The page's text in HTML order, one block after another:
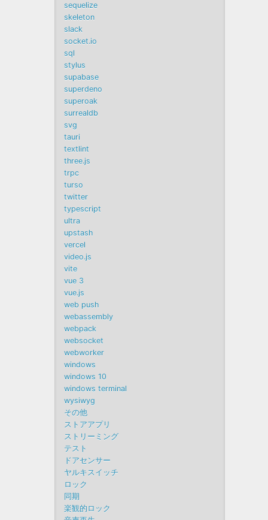
sequelize
skeleton
slack
socket.io
sql
stylus
supabase
superdeno
superoak
surrealdb
svg
tauri
textlint
three.js
trpc
turso
twitter
typescript
ultra
upstash
vercel
video.js
vite
vue 3
vue.js
web push
webassembly
webpack
websocket
webworker
windows
windows 10
windows terminal
wysiwyg
その他
ストアアプリ
ストリーミング
テスト
ドアセンサー
ヤルキスイッチ
ロック
同期
楽観的ロック